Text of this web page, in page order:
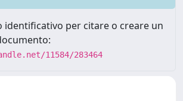
identificativo per citare o creare un
11584/283464